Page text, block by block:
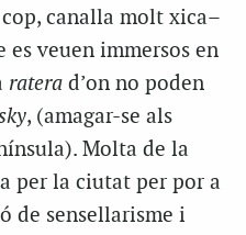
canalla molt xica–
veuen immersos en
ratera d’on no poden
, (amagar-se als
Molta de la
per la ciutat per por a
de sensellarisme i